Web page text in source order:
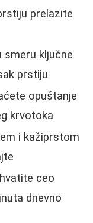
prelazite
smeru ključne
prstiju
opuštanje
krvotoka
i kažiprstom
ceo
dnevno